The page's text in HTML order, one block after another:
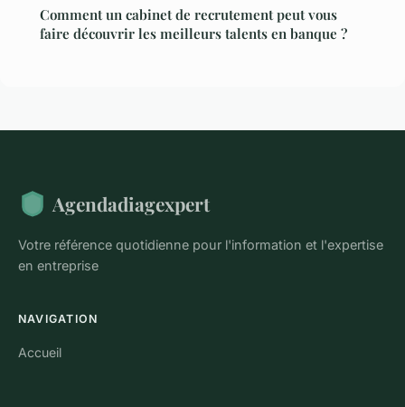
Comment un cabinet de recrutement peut vous
faire découvrir les meilleurs talents en banque ?
Agendadiagexpert
Votre référence quotidienne pour l'information et l'expertise
en entreprise
NAVIGATION
Accueil